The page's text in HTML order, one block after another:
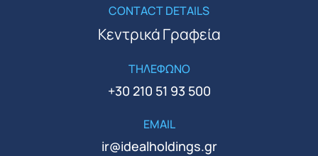
CONTACT DETAILS
Κεντρικά Γραφεία
ΤΗΛΕΦΩΝΟ
+30 210 51 93 500
EMAIL
ir@idealholdings.gr